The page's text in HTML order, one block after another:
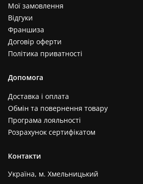
Мої замовлення
Відгуки
Франшиза
Договір оферти
Політика приватності
Допомога
Доставка і оплата
Обмін та повернення товару
Програма лояльності
Розрахунок сертифікатом
Контакти
Україна, м. Хмельницький